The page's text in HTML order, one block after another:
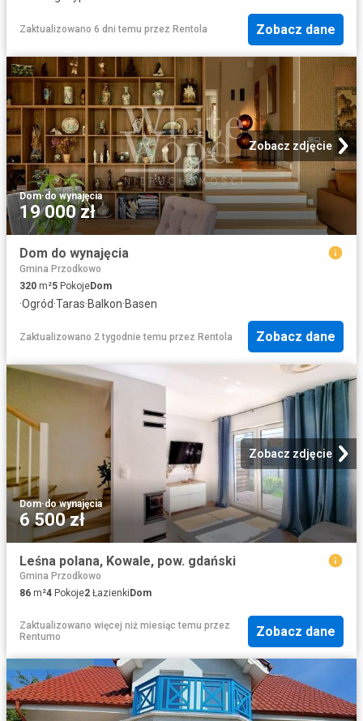
Zaktualizowano 6 dni temu przez Rentola Zobacz dane
Zobacz zdjęcie
Dom·do wynajęcia
19 000 zł
Dom do wynajęcia
Gmina Przodkowo
320 m²5 PokojeDom
·Ogród·Taras·Balkon·Basen
Zaktualizowano 2 tygodnie temu przez Rentola Zobacz dane
Zobacz zdjęcie
Dom·do wynajęcia
6 500 zł
Leśna polana, Kowale, pow. gdański
Gmina Przodkowo
86 m²4 Pokoje2 Łazienki Dom
Zaktualizowano więcej niż miesiąc temu przez
Rentumo
Zobacz dane